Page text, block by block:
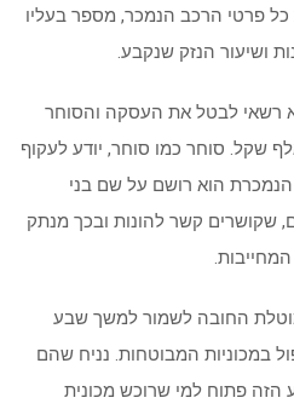
פרטי הרכב הנמכר, מספר בעליו
ושיעור הנזק שנקבע.
רשאי לבטל את העסקה והסוחר
150 אלף שקל. סוחר כמו סוחר, יודע לעקוף
הוא רושם על שם בני
שקושרים קשר להונות ובכך מנתק
החובה לשמור למשך שבע
במכוניות המבוטחות. נניח שהם
פתוח למי שרוכש מכונית